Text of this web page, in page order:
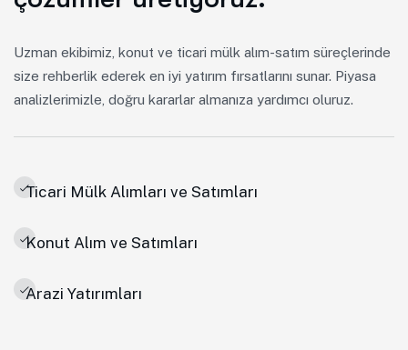
Uzman ekibimiz, konut ve ticari mülk alım-satım süreçlerinde
size rehberlik ederek en iyi yatırım fırsatlarını sunar. Piyasa
analizlerimizle, doğru kararlar almanıza yardımcı oluruz.
Ticari Mülk Alımları ve Satımları
Konut Alım ve Satımları
Arazi Yatırımları